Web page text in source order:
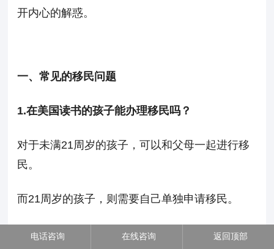
开内心的解惑。
一、常见的移民问题
1.在美国读书的孩子能办理移民吗？
对于未满21周岁的孩子，可以和父母一起进行移
民。
而21周岁的孩子，则需要自己单独申请移民。
拿到绿卡之后在美国有时间限制吗？
电话咨询 在线咨询 返回顶部